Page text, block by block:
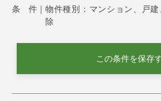
条 件｜ 物件種別：マンション、戸
除
この条件を保存